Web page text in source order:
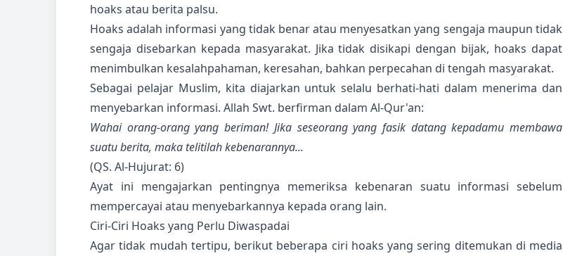
hoaks atau berita palsu.
Hoaks adalah informasi yang tidak benar atau menyesatkan yang sengaja maupun tidak
sengaja disebarkan kepada masyarakat. Jika tidak disikapi dengan bijak, hoaks dapat
menimbulkan kesalahpahaman, keresahan, bahkan perpecahan di tengah masyarakat.
Sebagai pelajar Muslim, kita diajarkan untuk selalu berhati-hati dalam menerima dan
menyebarkan informasi. Allah Swt. berfirman dalam Al-Qur'an:
Wahai orang-orang yang beriman! Jika seseorang yang fasik datang kepadamu membawa
suatu berita, maka telitilah kebenarannya...
(QS. Al-Hujurat: 6)
Ayat ini mengajarkan pentingnya memeriksa kebenaran suatu informasi sebelum
mempercayai atau menyebarkannya kepada orang lain.
Ciri-Ciri Hoaks yang Perlu Diwaspadai
Agar tidak mudah tertipu, berikut beberapa ciri hoaks yang sering ditemukan di media